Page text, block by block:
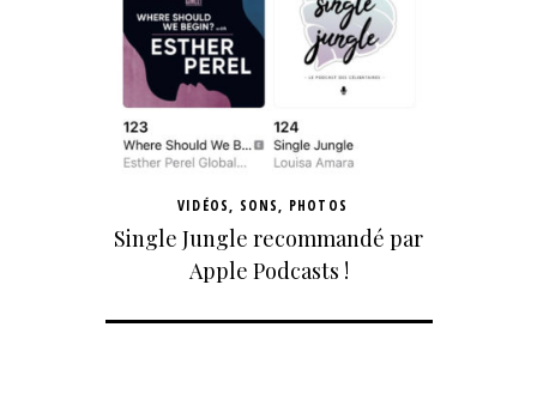
VIDÉOS, SONS, PHOTOS
Single Jungle recommandé par
Apple Podcasts !